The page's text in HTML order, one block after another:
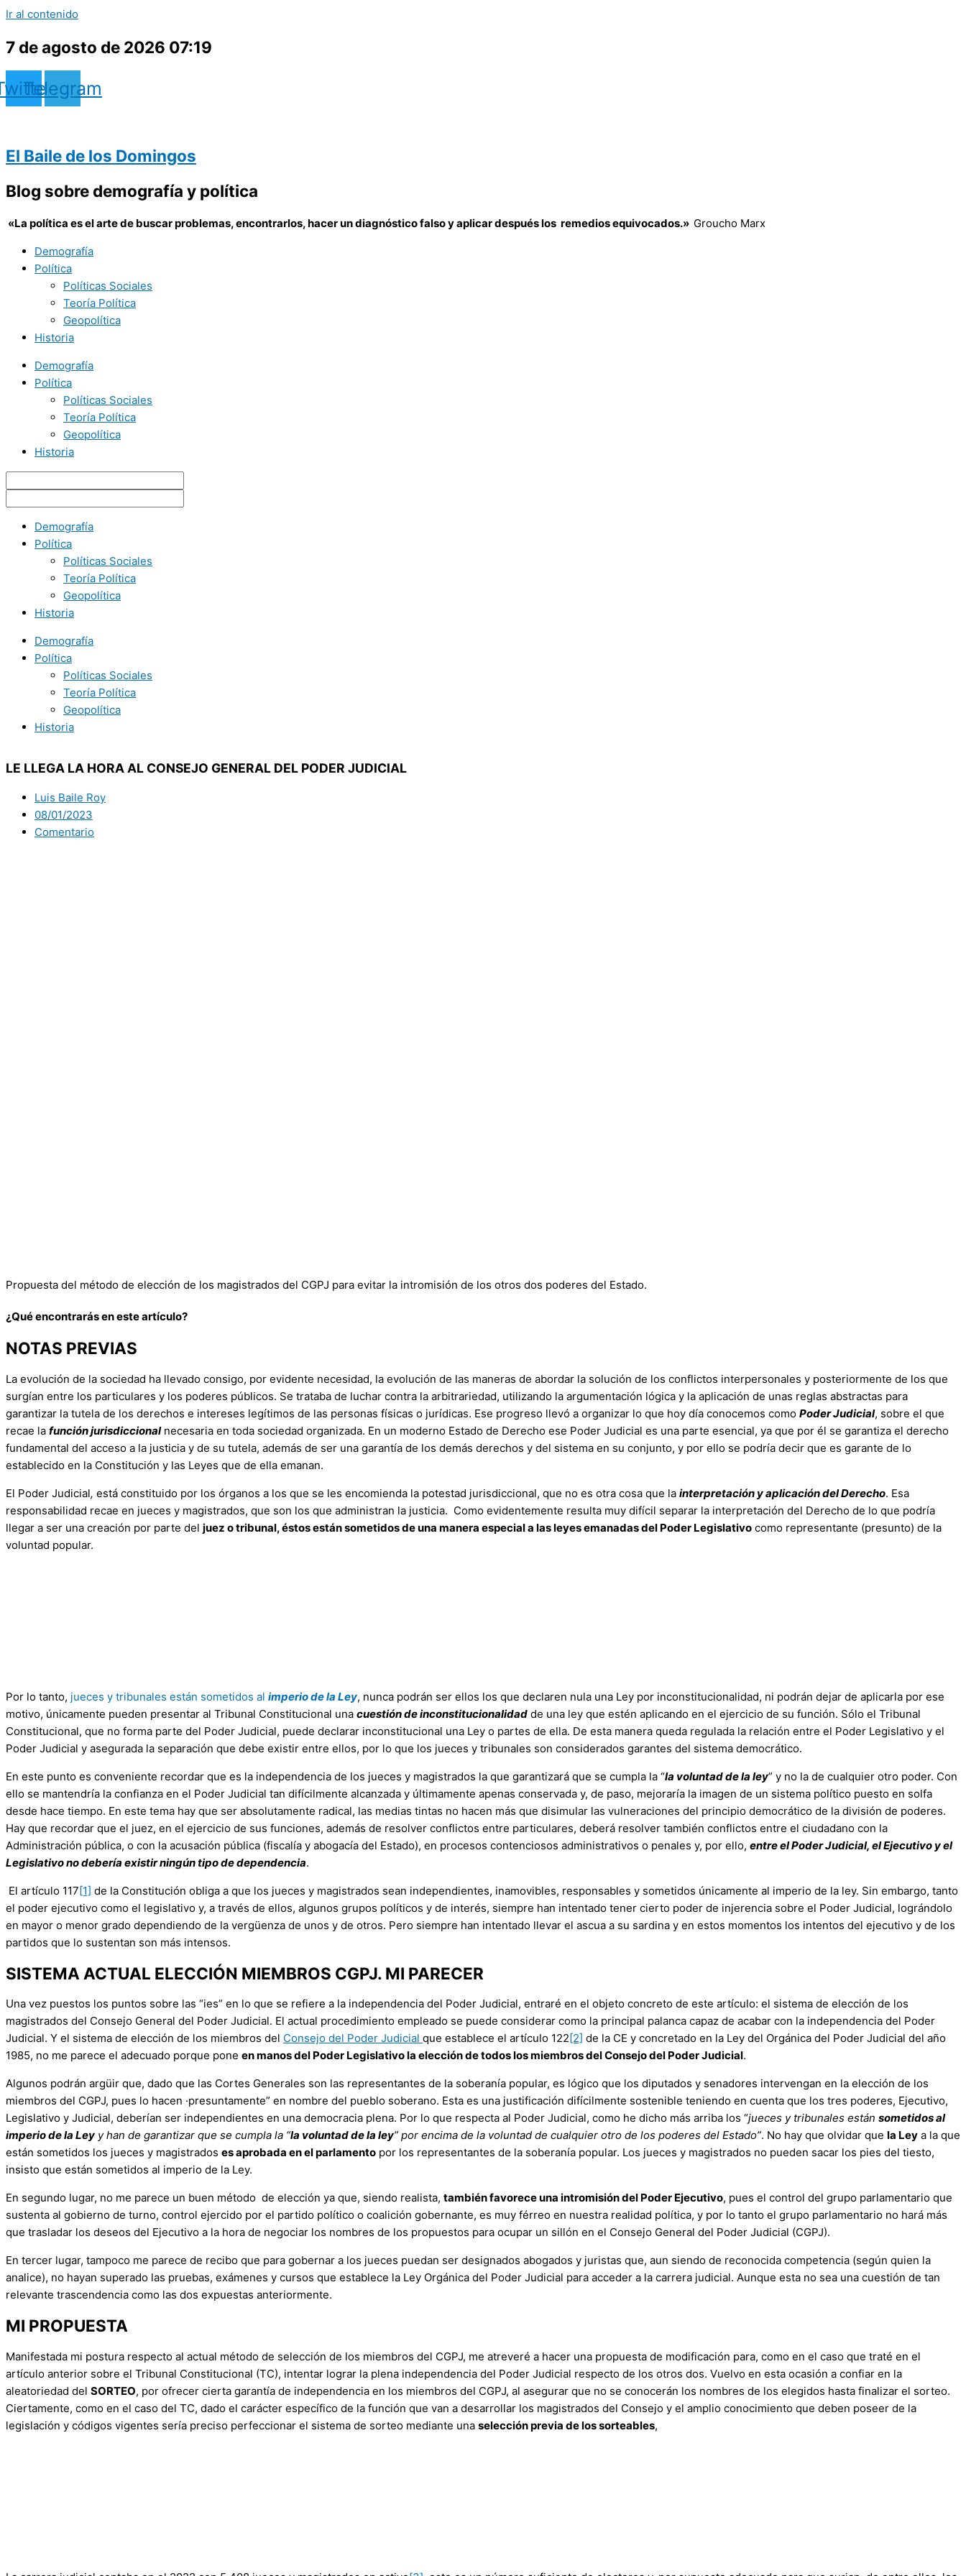
Ir al contenido
7 de agosto de 2026 07:19
Telegram
El Baile de los Domingos
Blog sobre demografía y política
«La política es el arte de buscar problemas, encontrarlos, hacer un diagnóstico falso y aplicar después los remedios equivocados.» Groucho Marx
Demografía
Política
Políticas Sociales
Teoría Política
Geopolítica
Historia
Demografía
Política
Políticas Sociales
Teoría Política
Geopolítica
Historia
Demografía
Política
Políticas Sociales
Teoría Política
Geopolítica
Historia
Demografía
Política
Políticas Sociales
Teoría Política
Geopolítica
Historia
LE LLEGA LA HORA AL CONSEJO GENERAL DEL PODER JUDICIAL
Luis Baile Roy
08/01/2023
Comentario
Propuesta del método de elección de los magistrados del CGPJ para evitar la intromisión de los otros dos poderes del Estado.
¿Qué encontrarás en este artículo?
NOTAS PREVIAS
La evolución de la sociedad ha llevado consigo, por evidente necesidad, la evolución de las maneras de abordar la solución de los conflictos interpersonales y posteriormente de los que
surgían entre los particulares y los poderes públicos. Se trataba de luchar contra la arbitrariedad, utilizando la argumentación lógica y la aplicación de unas reglas abstractas para
garantizar la tutela de los derechos e intereses legítimos de las personas físicas o jurídicas. Ese progreso llevó a organizar lo que hoy día conocemos como Poder Judicial, sobre el que
recae la función jurisdiccionalnecesaria en toda sociedad organizada. En un moderno Estado de Derecho ese Poder Judicial es una parte esencial, ya que por él se garantiza el derecho
fundamental del acceso a la justicia y de su tutela, además de ser una garantía de los demás derechos y del sistema en su conjunto, y por ello se podría decir que es garante de lo
establecido en la Constitución y las Leyes que de ella emanan.
El Poder Judicial, está constituido por los órganos a los que se les encomienda la potestad jurisdiccional, que no es otra cosa que la interpretación y aplicación del Derecho. Esa
responsabilidad recae en jueces y magistrados, que son los que administran la justicia. Como evidentemente resulta muy difícil separar la interpretación del Derecho de lo que podría
llegar a ser una creación por parte del juez o tribunal, éstos están sometidos de una manera especial a las leyes emanadas del Poder Legislativo como representante (presunto) de la
voluntad popular.
Por lo tanto, jueces y tribunales están sometidos al imperio de la Ley, nunca podrán ser ellos los que declaren nula una Ley por inconstitucionalidad, ni podrán dejar de aplicarla por ese
motivo, únicamente pueden presentar al Tribunal Constitucional una cuestión de inconstitucionalidad de una ley que estén aplicando en el ejercicio de su función. Sólo el Tribunal
Constitucional, que no forma parte del Poder Judicial, puede declarar inconstitucional una Ley o partes de ella. De esta manera queda regulada la relación entre el Poder Legislativo y el
Poder Judicial y asegurada la separación que debe existir entre ellos, por lo que los jueces y tribunales son considerados garantes del sistema democrático.
En este punto es conveniente recordar que es la independencia de los jueces y magistrados la que garantizará que se cumpla la “la voluntad de la ley” y no la de cualquier otro poder. Con
ello se mantendría la confianza en el Poder Judicial tan difícilmente alcanzada y últimamente apenas conservada y, de paso, mejoraría la imagen de un sistema político puesto en solfa
desde hace tiempo. En este tema hay que ser absolutamente radical, las medias tintas no hacen más que disimular las vulneraciones del principio democrático de la división de poderes.
Hay que recordar que el juez, en el ejercicio de sus funciones, además de resolver conflictos entre particulares, deberá resolver también conflictos entre el ciudadano con la
Administración pública, o con la acusación pública (fiscalía y abogacía del Estado), en procesos contenciosos administrativos o penales y, por ello, entre el Poder Judicial, el Ejecutivo y el
Legislativo no debería existir ningún tipo de dependencia.
El artículo 117[1] de la Constitución obliga a que los jueces y magistrados sean independientes, inamovibles, responsables y sometidos únicamente al imperio de la ley. Sin embargo, tanto
el poder ejecutivo como el legislativo y, a través de ellos, algunos grupos políticos y de interés, siempre han intentado tener cierto poder de injerencia sobre el Poder Judicial, lográndolo
en mayor o menor grado dependiendo de la vergüenza de unos y de otros. Pero siempre han intentado llevar el ascua a su sardina y en estos momentos los intentos del ejecutivo y de los
partidos que lo sustentan son más intensos.
SISTEMA ACTUAL ELECCIÓN MIEMBROS CGPJ. MI PARECER
Una vez puestos los puntos sobre las “ies” en lo que se refiere a la independencia del Poder Judicial, entraré en el objeto concreto de este artículo: el sistema de elección de los
magistrados del Consejo General del Poder Judicial. El actual procedimiento empleado se puede considerar como la principal palanca capaz de acabar con la independencia del Poder
Judicial. Y el sistema de elección de los miembros del Consejo del Poder Judicial que establece el artículo 122 [2] de la CE y concretado en la Ley del Orgánica del Poder Judicial del año
1985, no me parece el adecuado porque pone en manos del Poder Legislativo la elección de todos los miembros del Consejo del Poder Judicial.
Algunos podrán argüir que, dado que las Cortes Generales son las representantes de la soberanía popular, es lógico que los diputados y senadores intervengan en la elección de los
miembros del CGPJ, pues lo hacen ·presuntamente” en nombre del pueblo soberano. Esta es una justificación difícilmente sostenible teniendo en cuenta que los tres poderes, Ejecutivo,
Legislativo y Judicial, deberían ser independientes en una democracia plena. Por lo que respecta al Poder Judicial, como he dicho más arriba los “jueces y tribunales están sometidos al
imperio de la Ley y han de garantizar que se cumpla la “la voluntad de la ley” por encima de la voluntad de cualquier otro de los poderes del Estado”. No hay que olvidar que la Ley a la que
están sometidos los jueces y magistrados es aprobada en el parlamento por los representantes de la soberanía popular. Los jueces y magistrados no pueden sacar los pies del tiesto,
insisto que están sometidos al imperio de la Ley.
En segundo lugar, no me parece un buen método de elección ya que, siendo realista, también favorece una intromisión del Poder Ejecutivo, pues el control del grupo parlamentario que
sustenta al gobierno de turno, control ejercido por el partido político o coalición gobernante, es muy férreo en nuestra realidad política, y por lo tanto el grupo parlamentario no hará más
que trasladar los deseos del Ejecutivo a la hora de negociar los nombres de los propuestos para ocupar un sillón en el Consejo General del Poder Judicial (CGPJ).
En tercer lugar, tampoco me parece de recibo que para gobernar a los jueces puedan ser designados abogados y juristas que, aun siendo de reconocida competencia (según quien la
analice), no hayan superado las pruebas, exámenes y cursos que establece la Ley Orgánica del Poder Judicial para acceder a la carrera judicial. Aunque esta no sea una cuestión de tan
relevante trascendencia como las dos expuestas anteriormente.
MI PROPUESTA
Manifestada mi postura respecto al actual método de selección de los miembros del CGPJ, me atreveré a hacer una propuesta de modificación para, como en el caso que traté en el
artículo anterior sobre el Tribunal Constitucional (TC), intentar lograr la plena independencia del Poder Judicial respecto de los otros dos. Vuelvo en esta ocasión a confiar en la
aleatoriedad del SORTEO, por ofrecer cierta garantía de independencia en los miembros del CGPJ, al asegurar que no se conocerán los nombres de los elegidos hasta finalizar el sorteo.
Ciertamente, como en el caso del TC, dado el carácter específico de la función que van a desarrollar los magistrados del Consejo y el amplio conocimiento que deben poseer de la
legislación y códigos vigentes sería preciso perfeccionar el sistema de sorteo mediante una selección previa de los sorteables,